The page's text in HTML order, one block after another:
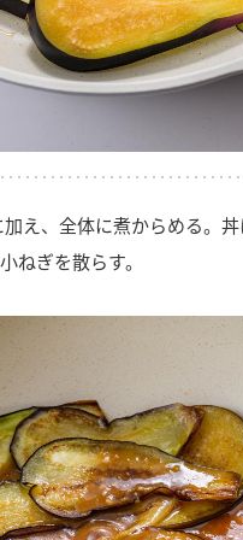
加え、全体に煮からめる。
ねぎを散らす。